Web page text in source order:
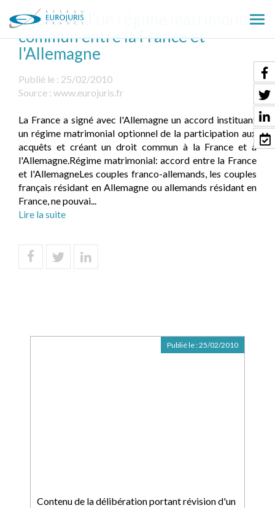
le
Création d'un régime matrimonial
commun entre la France et
l'Allemagne
Publié le : 25/02/2010
Source : www.eurojuris.fr
La France a signé avec l'Allemagne un accord instituant
un régime matrimonial optionnel de la participation aux
acquêts et créant un droit commun à la France et à
l'Allemagne.Régime matrimonial: accord entre la France
et l'AllemagneLes couples franco-allemands, les couples
français résidant en Allemagne ou allemands résidant en
France, ne pouvai...
Lire la suite
Contenu de la délibération portant révision d'un
Publié le :25/02/2010